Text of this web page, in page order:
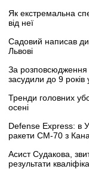
Як екстремальна
від неї
Садовий написав
Львові
За розповсюдження
засудили до 9 років
Тренди головних
осені
Defense Express: в
ракети CM-70 з
Асист Судакова,
результати